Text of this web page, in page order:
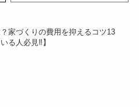
家づくりの費用を抑えるコツ13
る人必見‼】